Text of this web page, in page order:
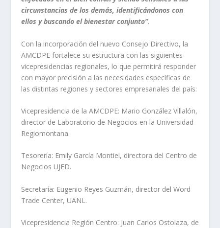
circunstancias de los demás, identificándonos con
ellos y buscando el bienestar conjunto”.
Con la incorporación del nuevo Consejo Directivo, la
AMCDPE fortalece su estructura con las siguientes
vicepresidencias regionales, lo que permitirá responder
con mayor precisión a las necesidades específicas de
las distintas regiones y sectores empresariales del país:
Vicepresidencia de la AMCDPE: Mario González Villalón,
director de Laboratorio de Negocios en la Universidad
Regiomontana.
Tesorería: Emily García Montiel, directora del Centro de
Negocios UJED.
Secretaría: Eugenio Reyes Guzmán, director del Word
Trade Center, UANL.
Vicepresidencia Región Centro: Juan Carlos Ostolaza, de